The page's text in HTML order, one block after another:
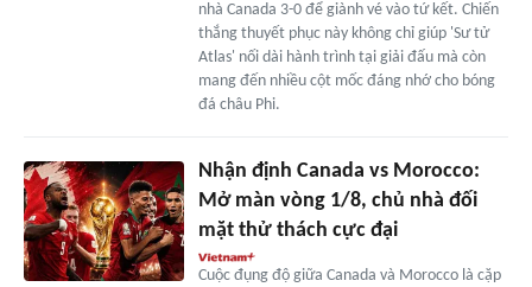
nhà Canada 3-0 để giành vé vào tứ kết. Chiến
thắng thuyết phục này không chỉ giúp 'Sư tử
Atlas' nối dài hành trình tại giải đấu mà còn
mang đến nhiều cột mốc đáng nhớ cho bóng
đá châu Phi.
Nhận định Canada vs Morocco:
Mở màn vòng 1/8, chủ nhà đối
mặt thử thách cực đại
Cuộc đụng độ giữa Canada và Morocco là cặp